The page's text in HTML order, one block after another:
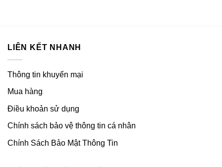
LIÊN KẾT NHANH
Thông tin khuyến mại
Mua hàng
Điều khoản sử dụng
Chính sách bảo vệ thông tin cá nhân
Chính Sách Bảo Mật Thông Tin